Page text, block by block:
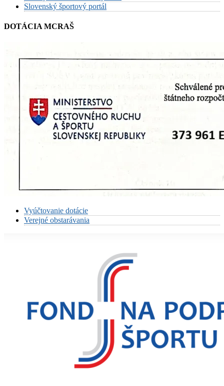
Slovenský športový portál
DOTÁCIA MCRAŠ
Vyúčtovanie dotácie
Verejné obstarávania